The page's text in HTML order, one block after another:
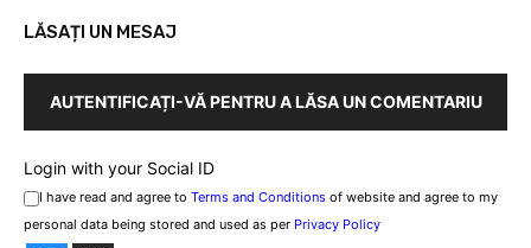
LĂSAȚI UN MESAJ
AUTENTIFICAȚI-VĂ PENTRU A LĂSA UN COMENTARIU
Login with your Social ID
I have read and agree to Terms and Conditions of website and agree to my
personal data being stored and used as per Privacy Policy